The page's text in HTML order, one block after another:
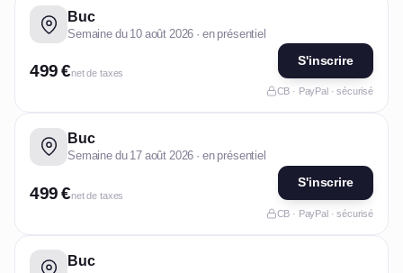
Buc
Semaine du 10 août 2026 · en présentiel
499 €net de taxes
S'inscrire
CB · PayPal · sécurisé
Buc
Semaine du 17 août 2026 · en présentiel
499 €net de taxes
S'inscrire
CB · PayPal · sécurisé
Buc